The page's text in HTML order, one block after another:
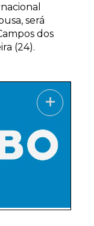
será
dos
(24).